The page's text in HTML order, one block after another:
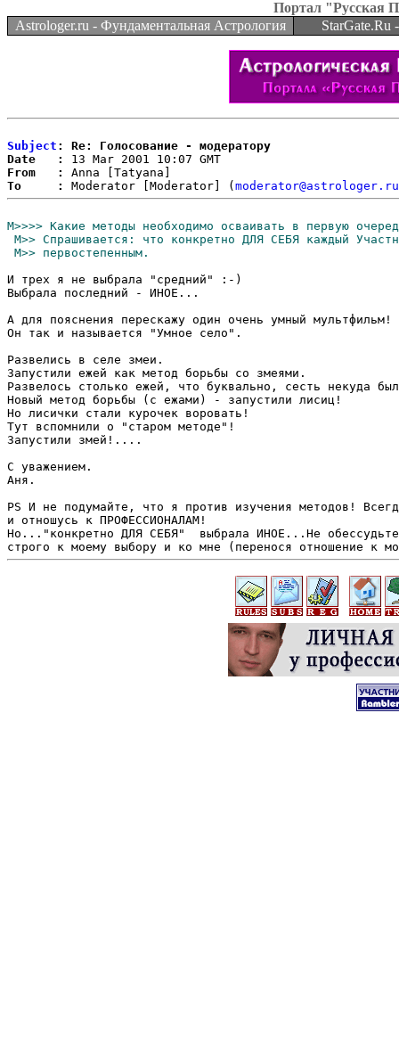
Портал "Русская
Astrologer.ru - Фундаментальная Астрология
StarGate.Ru
Subject : Re: Голосование - модератору
Date   :
From   :
To     :
Moderator [Moderator] (moderator@astrologer.ru
И трех я не выбрала "средний" :-)
Выбрала последний - ИНОЕ...
А для пояснения перескажу один очень умный мультфильм!
Он так и называется "Умное село".
Развелись в селе змеи.
Запустили ежей как метод борьбы со змеями.
Развелось столько ежей, что буквально, сесть некуда
Новый метод борьбы (с ежами) - запустили лисиц!
Но лисички стали курочек воровать!
Тут вспомнили о "старом методе"!
Запустили змей!....
С уважением.
Аня.
PS И не подумайте, что я против изучения методов!
и отношусь к ПРОФЕССИОНАЛАМ!
Но..."конкретно ДЛЯ СЕБЯ"  выбрала ИНОЕ...Не